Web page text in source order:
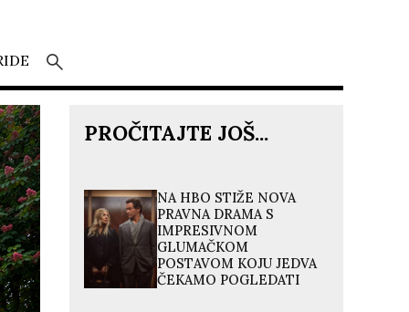
PROČITAJTE JOŠ...
NA HBO STIŽE NOVA
PRAVNA DRAMA S
IMPRESIVNOM
GLUMAČKOM
POSTAVOM KOJU JEDVA
ČEKAMO POGLEDATI